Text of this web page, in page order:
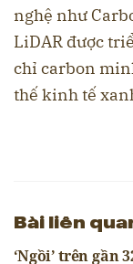
nghệ như
LiDAR được
chỉ carbon
thế kinh tế
Bài liên
‘Ngồi’ trên gần